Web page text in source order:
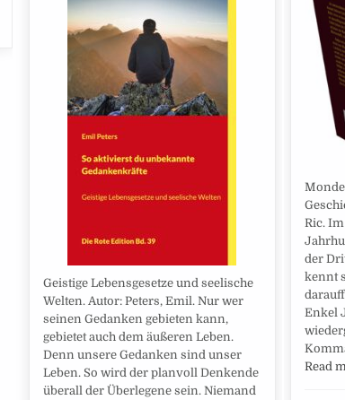
Geistige Lebensgesetze und seelische
Welten. Autor: Peters, Emil. Nur wer
seinen Gedanken gebieten kann,
gebietet auch dem äußeren Leben.
Denn unsere Gedanken sind unser
Leben. So wird der planvoll Denkende
überall der Überlegene sein. Niemand
Ric.
der
kennt
Enkel
Read